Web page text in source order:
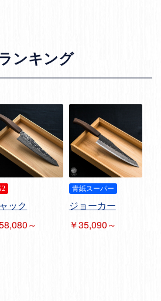
ンキング
ック
～
青紙スーパー
ジョーカー
￥35,090～